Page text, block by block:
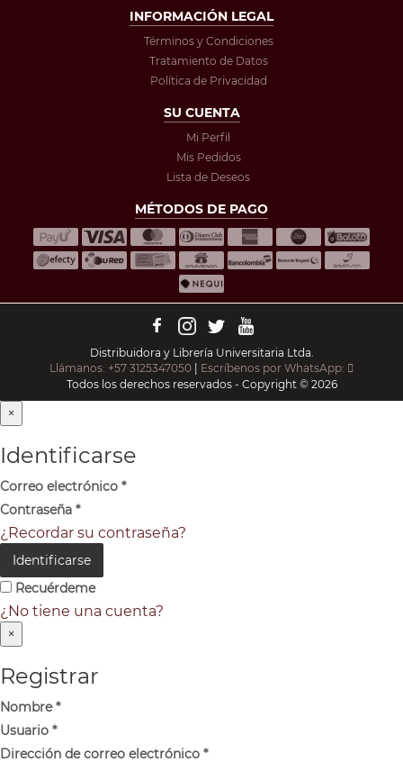
INFORMACIÓN LEGAL
Términos y Condiciones
Tratamiento de Datos
Política de Privacidad
SU CUENTA
Mi Perfil
Mis Pedidos
Lista de Deseos
MÉTODOS DE PAGO
Distribuidora y Librería Universitaria Ltda.
Llámanos: +57 3125347050
Escríbenos por WhatsApp:
Todos los derechos reservados - Copyright © 2026
×
Identificarse
Correo electrónico *
Contraseña *
¿Recordar su contraseña?
Identificarse
Recuérdeme
¿No tiene una cuenta?
×
Registrar
Nombre*
Usuario *
Dirección de correo electrónico *